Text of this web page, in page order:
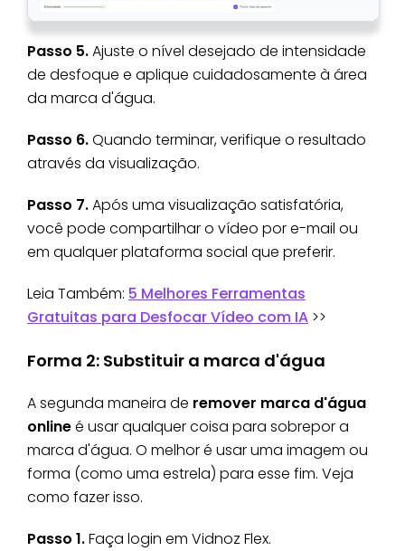
Passo 5.Ajuste o nível desejado de intensidade
de desfoque e aplique cuidadosamente à área
da marca d'água.
Passo 6.Quando terminar, verifique o resultado
através da visualização.
Passo 7.Após uma visualização satisfatória,
você pode compartilhar o vídeo por e-mail ou
em qualquer plataforma social que preferir.
Leia Também: 5 Melhores Ferramentas
Gratuitas para Desfocar Vídeo com IA >>
Forma 2: Substituir a marca d'água
A segunda maneira de remover marca d'água
onlineé usar qualquer coisa para sobrepor a
marca d'água. O melhor é usar uma imagem ou
forma (como uma estrela) para esse fim. Veja
como fazer isso.
Passo 1.Faça login em Vidnoz Flex.